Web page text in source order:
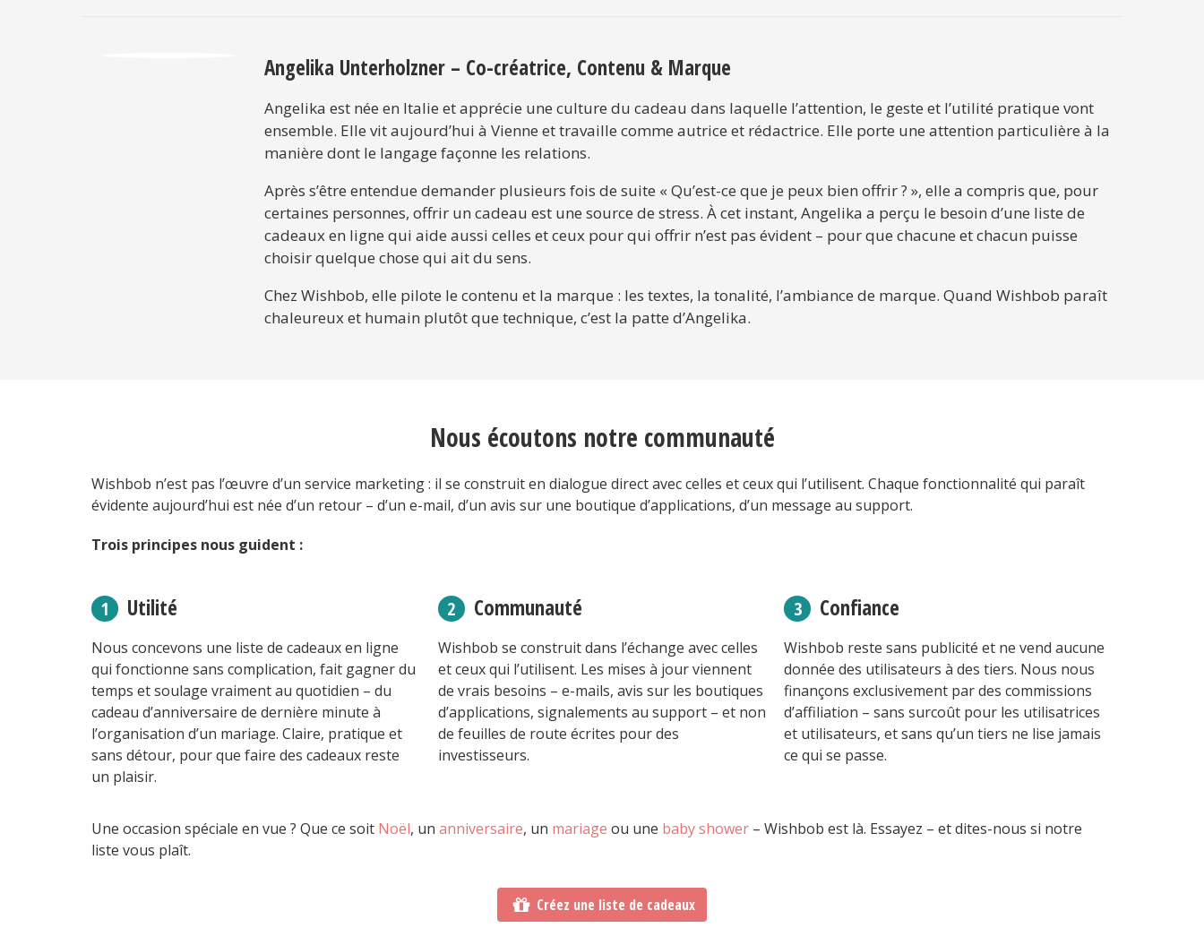
Angelika Unterholzner – Co-créatrice, Contenu & Marque
Angelika est née en Italie et apprécie une culture du cadeau dans laquelle l’attention, le geste et l’utilité pratique vont
ensemble. Elle vit aujourd’hui à Vienne et travaille comme autrice et rédactrice. Elle porte une attention particulière à la
manière dont le langage façonne les relations.
Après s’être entendue demander plusieurs fois de suite « Qu’est-ce que je peux bien offrir ? », elle a compris que, pour
certaines personnes, offrir un cadeau est une source de stress. À cet instant, Angelika a perçu le besoin d’une liste de
cadeaux en ligne qui aide aussi celles et ceux pour qui offrir n’est pas évident – pour que chacune et chacun puisse
choisir quelque chose qui ait du sens.
Chez Wishbob, elle pilote le contenu et la marque : les textes, la tonalité, l’ambiance de marque. Quand Wishbob paraît
chaleureux et humain plutôt que technique, c’est la patte d’Angelika.
Nous écoutons notre communauté
Wishbob n’est pas l’œuvre d’un service marketing : il se construit en dialogue direct avec celles et ceux qui l’utilisent. Chaque fonctionnalité qui paraît
évidente aujourd’hui est née d’un retour – d’un e-mail, d’un avis sur une boutique d’applications, d’un message au support.
Trois principes nous guident :
Utilité
Nous concevons une liste de cadeaux en ligne
qui fonctionne sans complication, fait gagner du
temps et soulage vraiment au quotidien – du
cadeau d’anniversaire de dernière minute à
l’organisation d’un mariage. Claire, pratique et
sans détour, pour que faire des cadeaux reste
un plaisir.
Communauté
Wishbob se construit dans l’échange avec celles
et ceux qui l’utilisent. Les mises à jour viennent
de vrais besoins – e-mails, avis sur les boutiques
d’applications, signalements au support – et non
de feuilles de route écrites pour des
investisseurs.
Confiance
Wishbob reste sans publicité et ne vend aucune
donnée des utilisateurs à des tiers. Nous nous
finançons exclusivement par des commissions
d’affiliation – sans surcoût pour les utilisatrices
et utilisateurs, et sans qu’un tiers ne lise jamais
ce qui se passe.
Une occasion spéciale en vue ? Que ce soit Noël, un anniversaire, un mariage ou une baby shower – Wishbob est là. Essayez – et dites-nous si notre
liste vous plaît.
Créez une liste de cadeaux